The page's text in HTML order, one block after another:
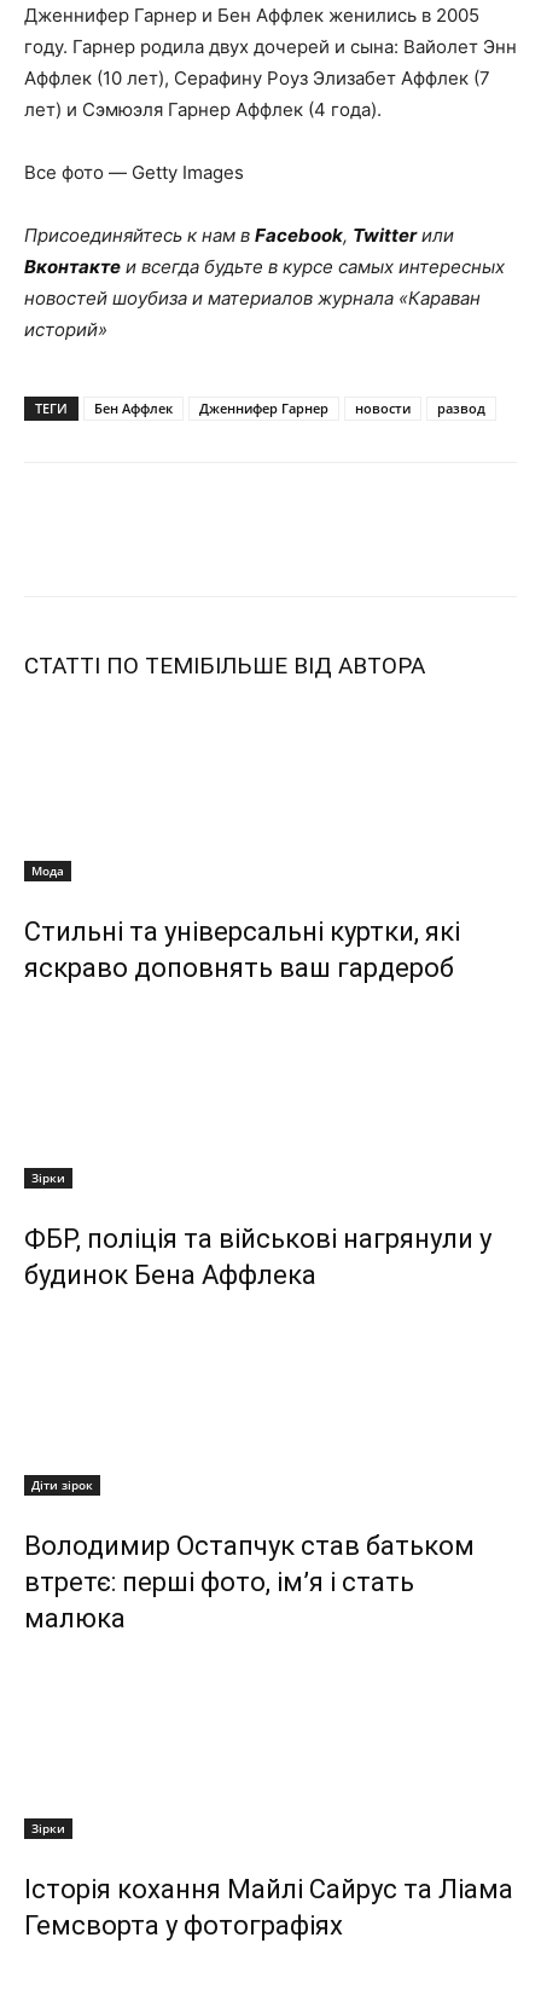
Дженнифер Гарнер и Бен Аффлек женились в 2005
году. Гарнер родила двух дочерей и сына: Вайолет Энн
Аффлек (10 лет), Серафину Роуз Элизабет Аффлек (7
лет) и Сэмюэля Гарнер Аффлек (4 года).
Все фото — Getty Images
Присоединяйтесь к нам в Facebook, Twitterили
Вконтакте и всегда будьте в курсе самых интересных
новостей шоубиза и материалов журнала «Караван
историй»
ТЕГИ Бен Аффлек Дженнифер Гарнер новости развод
СТАТТІ ПО ТЕМІБІЛЬШЕ ВІД АВТОРА
Мода
Стильні та універсальні куртки, які
яскраво доповнять ваш гардероб
Зірки
ФБР, поліція та військові нагрянули у
будинок Бена Аффлека
Діти зірок
Володимир Остапчук став батьком
втретє: перші фото, ім’я і стать
малюка
Зірки
Історія кохання Майлі Сайрус та Ліама
Гемсворта у фотографіях